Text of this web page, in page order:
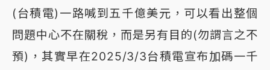
(台積電)一路喊到五千億美元，可以看出整個
問題中心不在關稅，而是另有目的(勿謂言之不
預)，其實早在2025/3/3台積電宣布加碼一千